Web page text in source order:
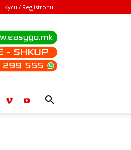
Kycu / Regjistrohu